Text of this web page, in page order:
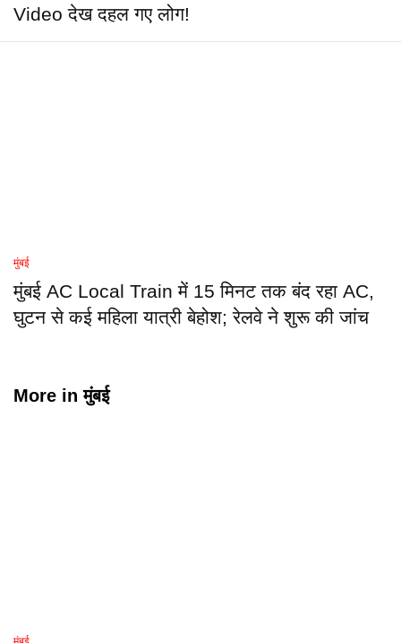
Video देख दहल गए लोग!
मुंबई
मुंबई AC Local Train में 15 मिनट तक बंद रहा AC,
घुटन से कई महिला यात्री बेहोश; रेलवे ने शुरू की जांच
More inमुंबई